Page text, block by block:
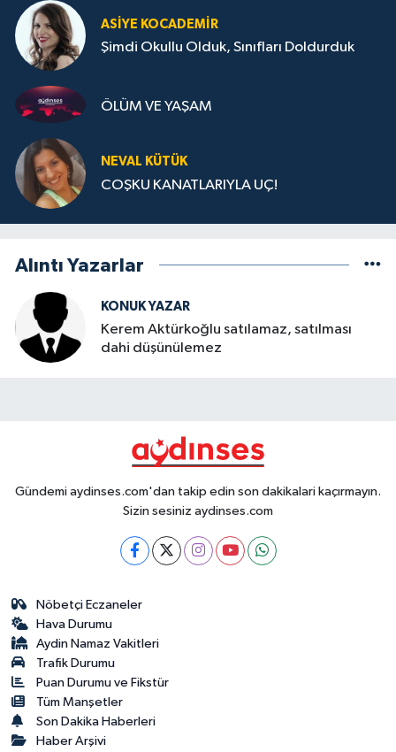
ASIYE KOCADEMİR
Şimdi Okullu Olduk, Sınıfları Doldurduk
ÖLÜM VE YAŞAM
NEVAL KÜTÜK
COŞKU KANATLARIYLA UÇ!
Alıntı Yazarlar
KONUK YAZAR
Kerem Aktürkoğlu satılamaz, satılması
dahi düşünülemez
Gündemi aydinses.com'dan takip edin son dakikalari kaçırmayın.
Sizin sesiniz aydinses.com
Nöbetçi Eczaneler
Hava Durumu
Aydin Namaz Vakitleri
Trafik Durumu
Puan Durumu ve Fikstür
Tüm Manşetler
Son Dakika Haberleri
Haber Arşivi